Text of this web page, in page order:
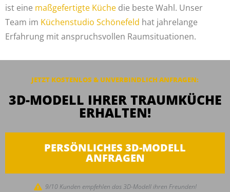
ist eine maßgefertigte Küche die beste Wahl. Unser
Team im Küchenstudio Schönefeld hat jahrelange
Erfahrung mit anspruchsvollen Raumsituationen.
JETZT KOSTENLOS & UNVERBINDLICH ANFRAGEN:
3D-MODELL IHRER TRAUMKÜCHE
ERHALTEN!
PERSÖNLICHES 3D-MODELL
ANFRAGEN
9/10 Kunden empfehlen das 3D-Modell ihren Freunden!